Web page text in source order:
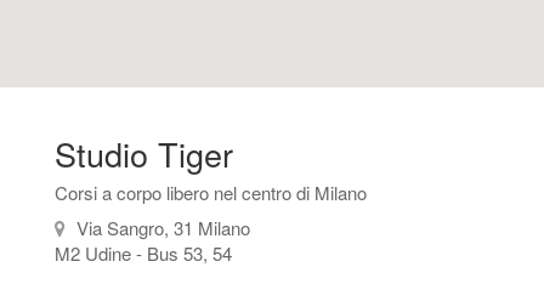
Studio Tiger
Corsi a corpo libero nel centro di Milano
Via Sangro, 31 Milano
M2 Udine - Bus 53, 54